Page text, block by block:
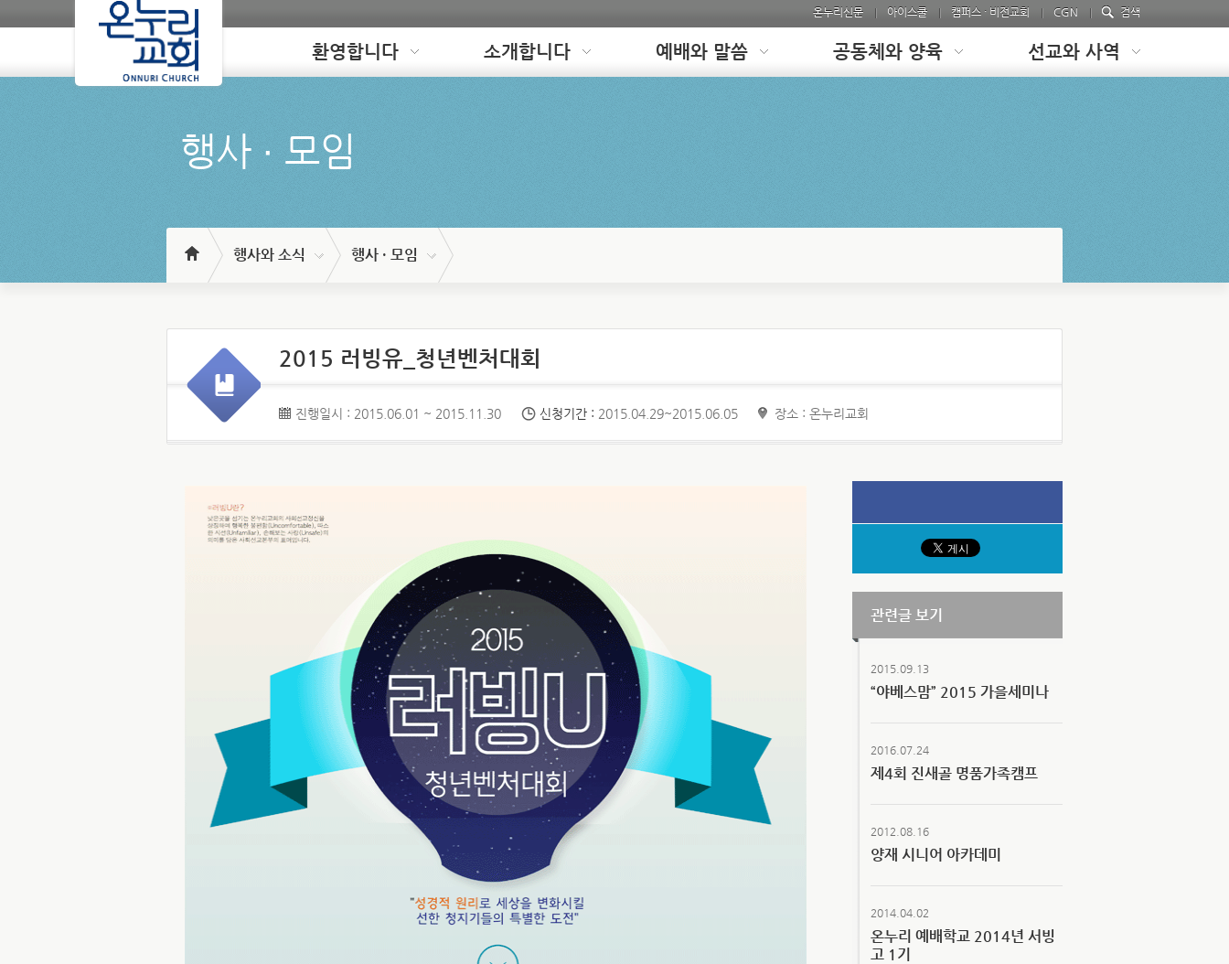
온누리신문 아이스쿨 캠퍼스 · 비전교회 CGN 검색
Loading 환영합니다 소개합니다 예배와 말씀 공동체와 양육 선교와 사역
행사 ∙ 모임
행사와 소식 행사 · 모임
2015 러빙유_청년벤처대회
진행일시 : 2015.06.01 ~ 2015.11.30 신청기간 : 2015.04.29~2015.06.05 장소 : 온누리교회
관련글 보기
2015.09.13
“야베스맘” 2015 가을세미나
2016.07.24
제4회 진새골 명품가족캠프
2012.08.16
양재 시니어 아카데미
2014.04.02
온누리 예배학교 2014년 서빙
고 1기